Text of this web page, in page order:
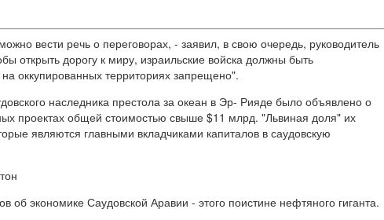
вести речь о переговорах, - заявил, в свою очередь, руководитель
открыть дорогу к миру, израильские войска должны быть
оккупированных территориях запрещено".
наследника престола за океан в Эр- Рияде было объявлено о
проектах общей стоимостью свыше $11 млрд. "Львиная доля" их
являются главными вкладчиками капиталов в саудовскую
об экономике Саудовской Аравии - этого поистине нефтяного гиганта.